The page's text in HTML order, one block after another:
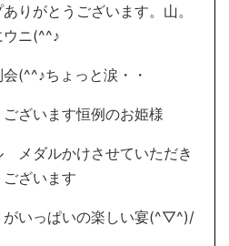
りがとうございます。山。
ニ(^^♪
(^^♪ちょっと涙・・
ざいます恒例のお姫様
メダルかけさせていただき
ざいます
がいっぱいの楽しい宴(^▽^)/